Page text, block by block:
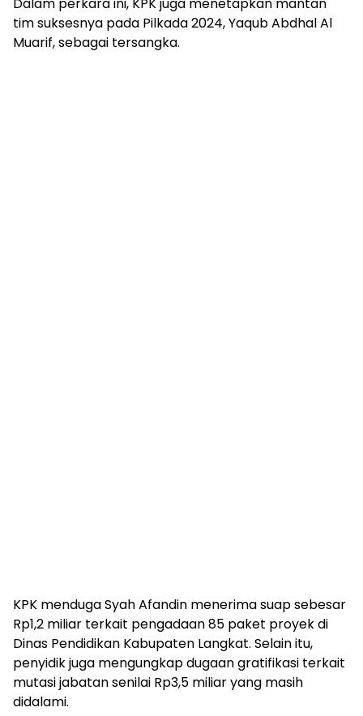
tim suksesnya pada Pilkada 2024, Yaqub Abdhal Al
Muarif, sebagai tersangka.
KPK menduga Syah Afandin menerima suap sebesar
Rp1,2 miliar terkait pengadaan 85 paket proyek di
Dinas Pendidikan Kabupaten Langkat. Selain itu,
penyidik juga mengungkap dugaan gratifikasi terkait
mutasi jabatan senilai Rp3,5 miliar yang masih
didalami.